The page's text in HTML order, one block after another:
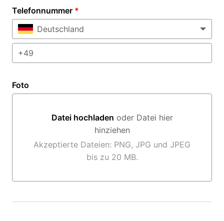
Telefonnummer *
Deutschland
Foto
Datei hochladen oder Datei hier
hinziehen
Datei hochladen oder Datei hier hinziehen
Akzeptierte Dateien: PNG, JPG und JPEG
bis zu 20 MB.